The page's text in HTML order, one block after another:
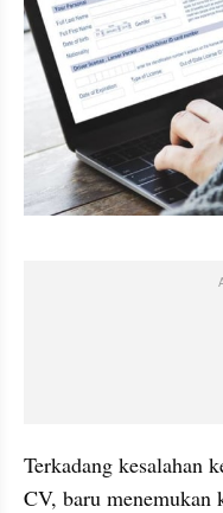
Terkadang kesalahan
CV, baru menemukan